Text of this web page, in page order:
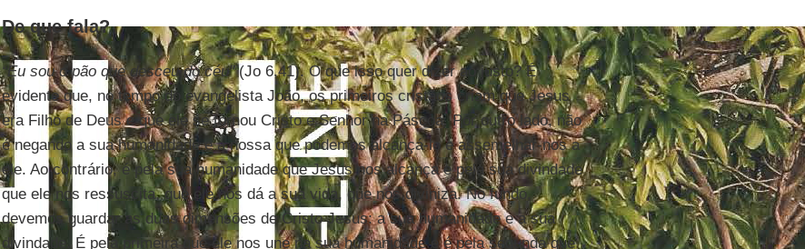
De que fala?
“Eu sou o pão que desceu do céu"(Jo 6,41). O que isso quer dizer ao justo? É
evidente que, no tempo do evangelista João, os primeiros cristãos criam que Jesus
era Filho de Deus e que ele se tornou Cristo e Senhor na Páscoa. Por outro lado, não
é negando a sua humanidade e a nossa que podemos alcançá-lo e assemelhar-nos a
ele. Ao contrário, é pela sua humanidade que Jesus nos alcança e pela sua divindade
que ele nos ressuscita, que ele nos dá a sua vida, que nos diviniza. No fundo,
devemos guardar as duas dimensões de Cristo Jesus: a sua humanidade e a sua
divindade. É pela primeira que ele nos une na sua humanidade e é pela segunda que